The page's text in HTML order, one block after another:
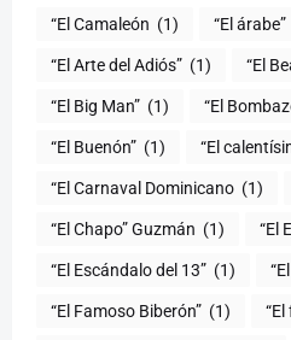
“El Camaleón (1) “El árabe”
“El Arte del Adiós” (1) “El
“El Big Man” (1) “El
“El Buenón” (1) “El
“El Carnaval Dominicano (1)
“El Chapo” Guzmán (1) “El
“El Escándalo del 13” (1)
“El Famoso Biberón” (1)